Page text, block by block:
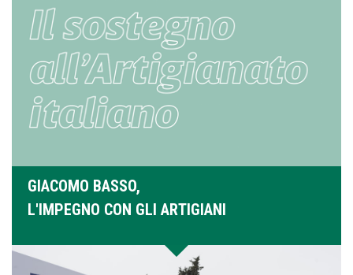
GIACOMO BASSO,
L'IMPEGNO CON GLI ARTIGIANI